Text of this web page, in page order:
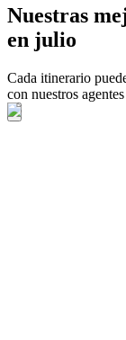
Nuestras
en julio
Cada itinerario
con nuestros